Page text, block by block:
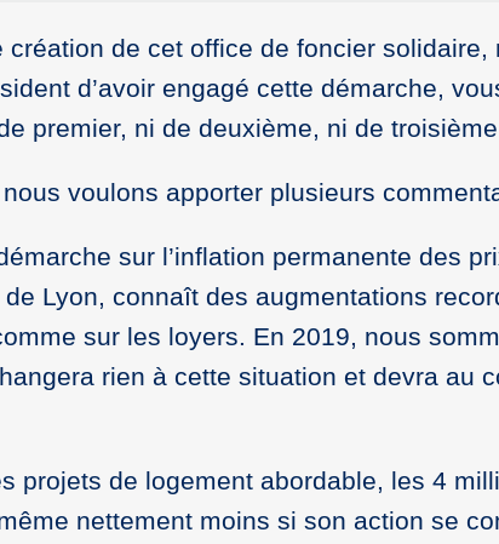
de cet office de foncier
d’avoir engagé cette démarche,
premier, ni de deuxième, ni de
voulons apporter plusieurs
sur l’inflation permanente des
Lyon, connaît des augmentations
sur les loyers. En 2019, nous
rien à cette situation et devra au
projets de logement abordable, les 4
nettement moins si son action se